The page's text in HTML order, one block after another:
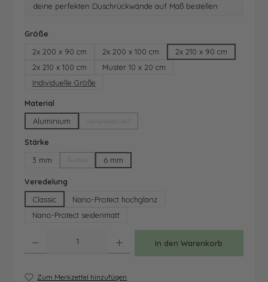
deine perfekten Duschrückwände auf Maß bestellen
Größe
2x 200 x 90 cm
2x 200 x 100 cm
2x 210 x 90 cm
2x 210 x 100 cm
Muster 10 x 20 cm
Individuelle Größe
Material
Aluminium
Stärke
3 mm
(Diese Option ist zurzeit nicht verfügbar.)
6 mm
Veredelung
Classic
Nano-Protect hochglanz
Nano-Protect seidenmatt
In den Warenkorb
Zum Merkzettel hinzufügen